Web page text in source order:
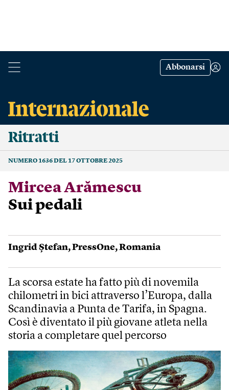
Abbonarsi
Ritratti
NUMERO 1636 DEL 17 OTTOBRE 2025
Mircea Arămescu
Sui pedali
Ingrid Ștefan,PressOne,Romania
La scorsa estate ha fatto più di novemila
chilometri in bici attraverso l’Europa, dalla
Scandinavia a Punta de Tarifa, in Spagna.
Così è diventato il più giovane atleta nella
storia a completare quel percorso